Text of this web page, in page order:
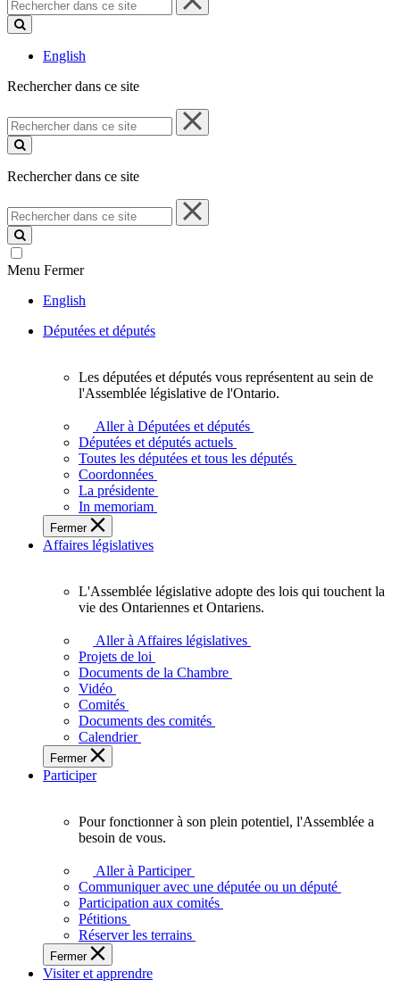
dans
ce
English
Rechercher dans ce site
Rechercher
dans
ce
Rechercher dans ce site
Rechercher
dans
ce
site
Menu Fermer
English
Députées et députés
députés
vous
représentent
sein
de
l'Assemblée
législative
l'Ontario.
Les députées et députés vous représentent au sein de
l'Assemblée législative de l'Ontario.
Aller à Députées et députés
Députées et députés actuels
Toutes les députées et tous les députés
Coordonnées
La présidente
In memoriam
Fermer
Affaires législatives
L'Assemblée
adopte
touchent
des
Ontariennes
et
L'Assemblée législative adopte des lois qui touchent la
vie des Ontariennes et Ontariens.
Aller à Affaires législatives
Projets de loi
Documents de la Chambre
Vidéo
Comités
Documents des comités
Calendrier
Fermer
Participer
plein
potentiel,
l'Assemblée
a
besoin
de
Pour fonctionner à son plein potentiel, l'Assemblée a
besoin de vous.
Aller à Participer
Communiquer avec une députée ou un député
Participation aux comités
Pétitions
Réserver les terrains
Fermer
Visiter et apprendre